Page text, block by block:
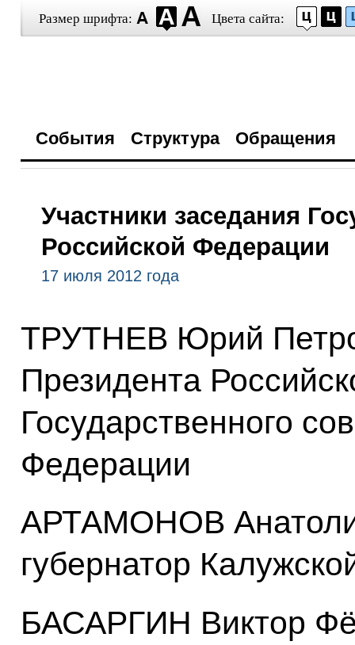
Размер шрифта: Цвета сайта:
События Структура Обращения
Участники заседания
Российской Федерации
17 июля 2012 года
ТРУТНЕВ Юрий
Президента
Государственного
Федерации
АРТАМОНОВ
губернатор
БАСАРГИН Виктор